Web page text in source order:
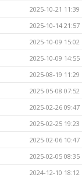
2025-10-21 11:39
2025-10-14 21:57
2025-10-09 15:02
2025-10-09 14:55
2025-08-19 11:29
2025-05-08 07:52
2025-02-26 09:47
2025-02-25 19:23
2025-02-06 10:47
2025-02-05 08:35
2024-12-10 18:12